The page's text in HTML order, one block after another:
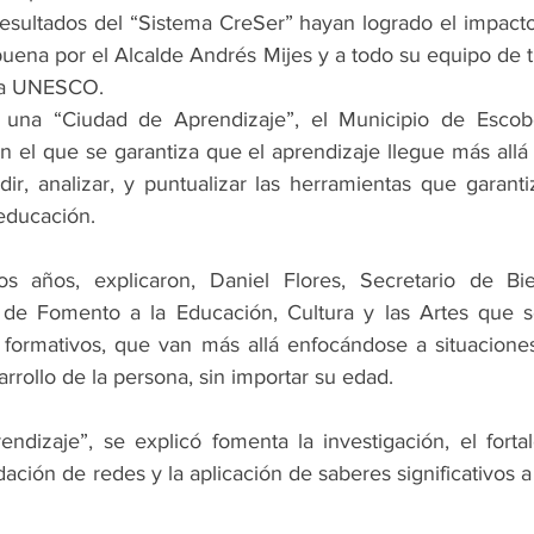
del “Sistema CreSer” hayan logrado el
por el Alcalde Andrés Mijes y a todo su equipo de
UNESCO.
“Ciudad de Aprendizaje”, el Municipio de
el que se garantiza que el aprendizaje llegue más
analizar, y puntualizar las herramientas que
años, explicaron, Daniel Flores, Secretario de
Fomento a la Educación, Cultura y las Artes que
que van más allá enfocándose a
de la persona, sin importar su edad.
se explicó fomenta la investigación, el
de redes y la aplicación de saberes significativos